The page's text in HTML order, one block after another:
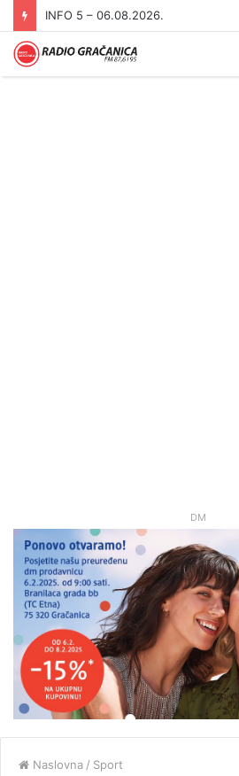
INFO 5 – 06.08.2026.
DM
Naslovna / Sport